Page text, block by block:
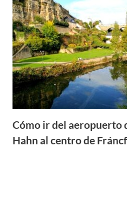
Cómo ir del aeropuerto
Hahn al centro de